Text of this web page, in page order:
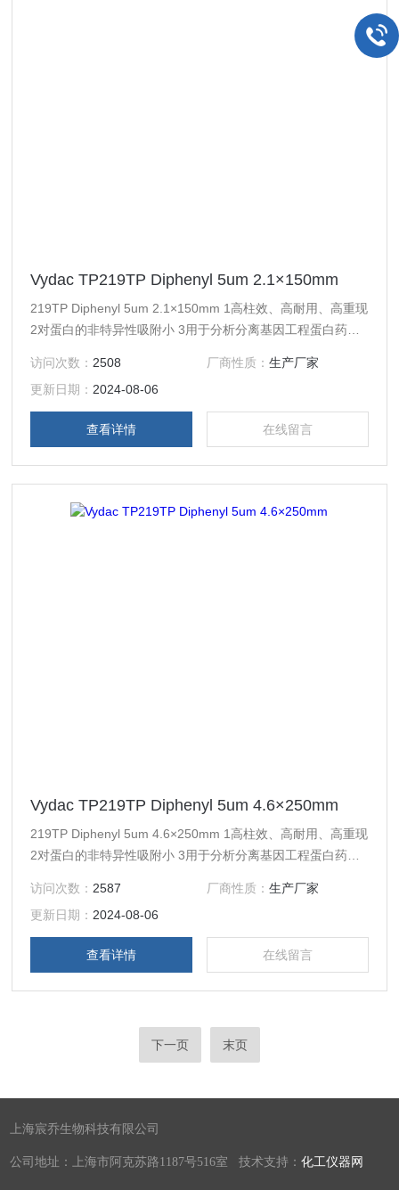
Vydac TP219TP Diphenyl 5um 2.1×150mm
219TP Diphenyl 5um 2.1×150mm 1高柱效、高耐用、高重现
2对蛋白的非特异性吸附小 3用于分析分离基因工程蛋白药
肝疫苗、狂犬疫苗，重组人生长激素 4从液/质连用色谱柱至
工业制备填料线性放大
访问次数： 2508 厂商性质： 生产厂家
更新日期： 2024-08-06
查看详情 在线留言
Vydac TP219TP Diphenyl 5um 4.6×250mm
219TP Diphenyl 5um 4.6×250mm 1高柱效、高耐用、高重现
2对蛋白的非特异性吸附小 3用于分析分离基因工程蛋白药
肝疫苗、狂犬疫苗，重组人生长激素 4从液/质连用色谱柱至
工业制备填料线性放大
访问次数： 2587 厂商性质： 生产厂家
更新日期： 2024-08-06
查看详情 在线留言
下一页 末页
上海宸乔生物科技有限公司
公司地址：上海市阿克苏路1187号516室 技术支持：化工仪器网